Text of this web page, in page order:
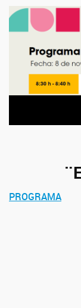
PROGRAMA